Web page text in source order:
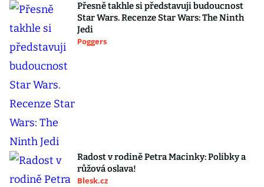
Přesně takhle si představuji budoucnost
Star Wars. Recenze Star Wars: The Ninth
Jedi
Poggers
Radost v rodině Petra Macinky: Polibky a
růžová oslava!
Blesk.cz